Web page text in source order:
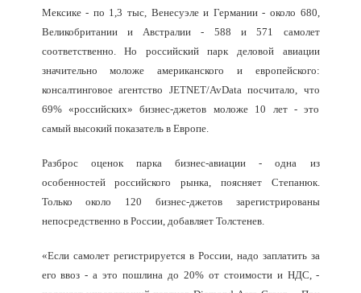
Мексике - по 1,3 тыс, Венесуэле и Германии - около 680,
Великобритании и Австралии - 588 и 571 самолет
соответственно. Но российский парк деловой авиации
значительно моложе американского и европейского:
консалтинговое агентство JETNET/AvData посчитало, что
69% «российских» бизнес-джетов моложе 10 лет - это
самый высокий показатель в Европе.
Разброс оценок парка бизнес-авиации - одна из
особенностей российского рынка, поясняет Степанюк.
Только около 120 бизнес-джетов зарегистрированы
непосредственно в России, добавляет Толстенев.
«Если самолет регистрируется в России, надо заплатить за
его ввоз - а это пошлина до 20% от стоимости и НДС, -